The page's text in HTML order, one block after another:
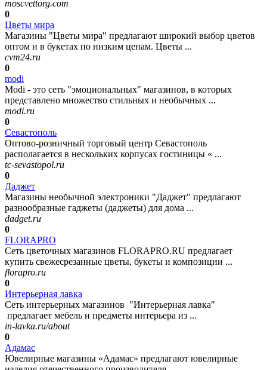
moscvettorg.com
0
Цветы мира
Магазины "Цветы мира" предлагают широкий выбор цветов
оптом и в букетах по низким ценам. Цветы ...
cvm24.ru
0
modi
Modi - это сеть "эмоциональных" магазинов, в которых
представлено множество стильных и необычных ...
modi.ru
0
Севастополь
Оптово-розничный торговый центр Севастополь
располагается в нескольких корпусах гостиницы « ...
tc-sevastopol.ru
0
Даджет
Магазины необычной электроники "Даджет" предлагают
разнообразные гаджеты (даджеты) для дома ...
dadget.ru
0
FLORAPRO
Сеть цветочных магазинов FLORAPRO.RU предлагает
купить свежесрезанные цветы, букеты и композиции ...
florapro.ru
0
Интерьерная лавка
Сеть интерьерных магазинов "Интерьерная лавка"
предлагает мебель и предметы интерьера из ...
in-lavka.ru/about
0
Адамас
Ювелирные магазины «Адамас» предлагают ювелирные